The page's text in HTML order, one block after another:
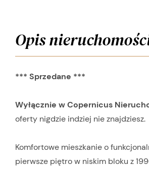
Opis
*** Sprzedane ***
Wyłącznie w Copernicus
oferty nigdzie indziej nie znajdziesz.
Komfortowe mieszkanie o
pierwsze piętro w niskim bloku z